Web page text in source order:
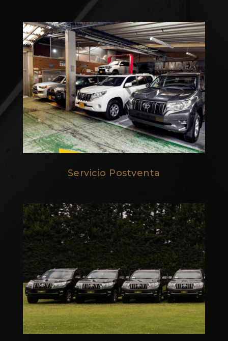
Servicio Postventa